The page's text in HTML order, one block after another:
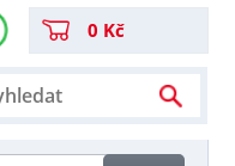
0 Kč